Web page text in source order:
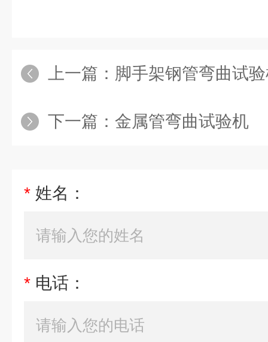
上一篇： 脚手架钢管弯曲试
下一篇： 金属管弯曲试验机
* 姓名：
* 电话：